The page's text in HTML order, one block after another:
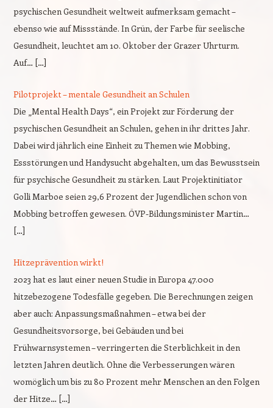
psychischen Gesundheit weltweit aufmerksam gemacht –
ebenso wie auf Missstände. In Grün, der Farbe für seelische
Gesundheit, leuchtet am 10. Oktober der Grazer Uhrturm.
Auf… […]
Pilotprojekt – mentale Gesundheit an Schulen
Die „Mental Health Days“, ein Projekt zur Förderung der
psychischen Gesundheit an Schulen, gehen in ihr drittes Jahr.
Dabei wird jährlich eine Einheit zu Themen wie Mobbing,
Essstörungen und Handysucht abgehalten, um das Bewusstsein
für psychische Gesundheit zu stärken. Laut Projektinitiator
Golli Marboe seien 29,6 Prozent der Jugendlichen schon von
Mobbing betroffen gewesen. ÖVP-Bildungsminister Martin…
[…]
Hitzeprävention wirkt!
2023 hat es laut einer neuen Studie in Europa 47.000
hitzebezogene Todesfälle gegeben. Die Berechnungen zeigen
aber auch: Anpassungsmaßnahmen – etwa bei der
Gesundheitsvorsorge, bei Gebäuden und bei
Frühwarnsystemen – verringerten die Sterblichkeit in den
letzten Jahren deutlich. Ohne die Verbesserungen wären
womöglich um bis zu 80 Prozent mehr Menschen an den Folgen
der Hitze… […]